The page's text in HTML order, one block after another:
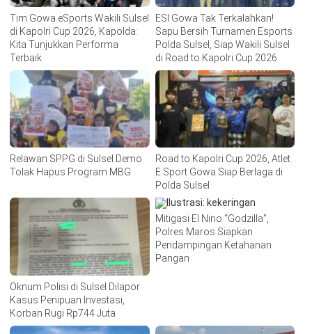
Tim Gowa eSports Wakili Sulsel
di Kapolri Cup 2026, Kapolda:
Kita Tunjukkan Performa
Terbaik
ESI Gowa Tak Terkalahkan!
Sapu Bersih Turnamen Esports
Polda Sulsel, Siap Wakili Sulsel
di Road to Kapolri Cup 2026
Relawan SPPG di Sulsel Demo
Tolak Hapus Program MBG
Road to Kapolri Cup 2026, Atlet
E Sport Gowa Siap Berlaga di
Polda Sulsel
Oknum Polisi di Sulsel Dilapor
Kasus Penipuan Investasi,
Korban Rugi Rp744 Juta
Mitigasi El Nino “Godzilla”,
Polres Maros Siapkan
Pendampingan Ketahanan
Pangan